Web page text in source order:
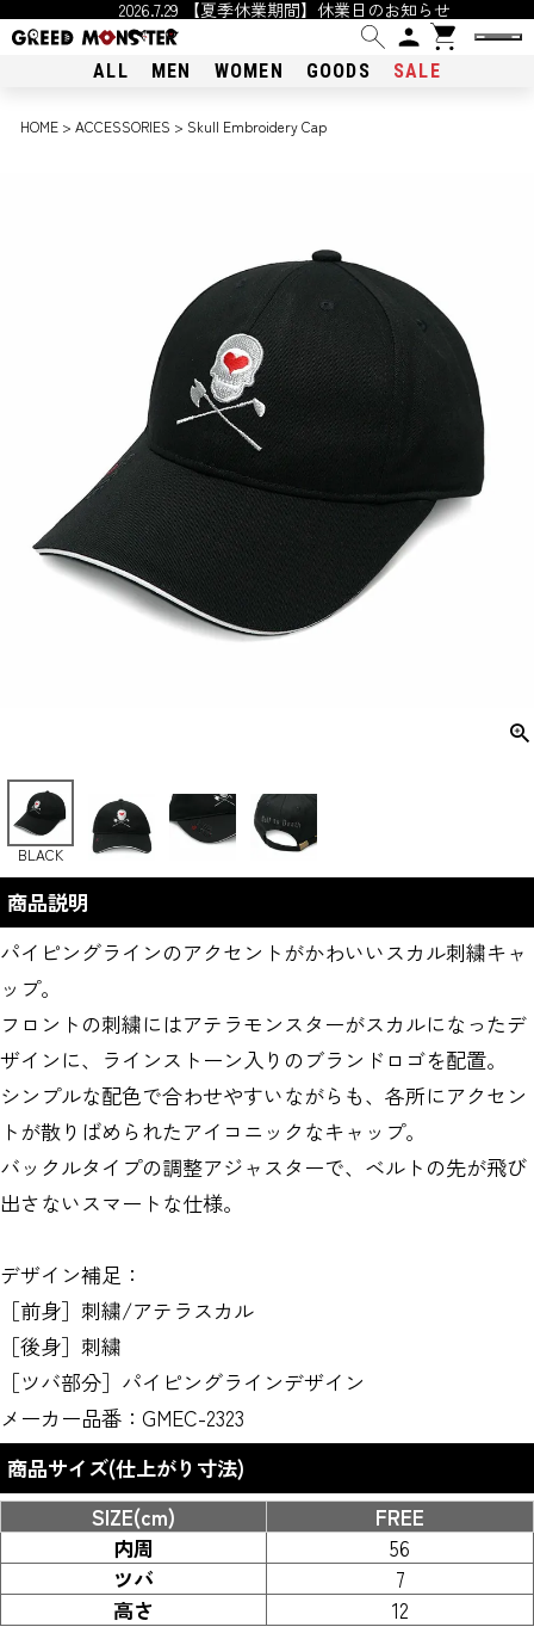
2026.7.29 【夏季休業期間】休業日のお知らせ
ALL MEN WOMEN GOODS SALE
HOME ACCESSORIES Skull Embroidery Cap
BLACK
商品説明
パイピングラインのアクセントがかわいいスカル刺繍キャ
ップ。
フロントの刺繍にはアテラモンスターがスカルになったデ
ザインに、ラインストーン入りのブランドロゴを配置。
シンプルな配色で合わせやすいながらも、各所にアクセン
トが散りばめられたアイコニックなキャップ。
バックルタイプの調整アジャスターで、ベルトの先が飛び
出さないスマートな仕様。
デザイン補足：
［前身］刺繍/アテラスカル
［後身］刺繍
［ツバ部分］パイピングラインデザイン
メーカー品番：GMEC-2323
商品サイズ(仕上がり寸法)
SIZE(cm)
FREE
内周
56
ツバ
7
高さ
12